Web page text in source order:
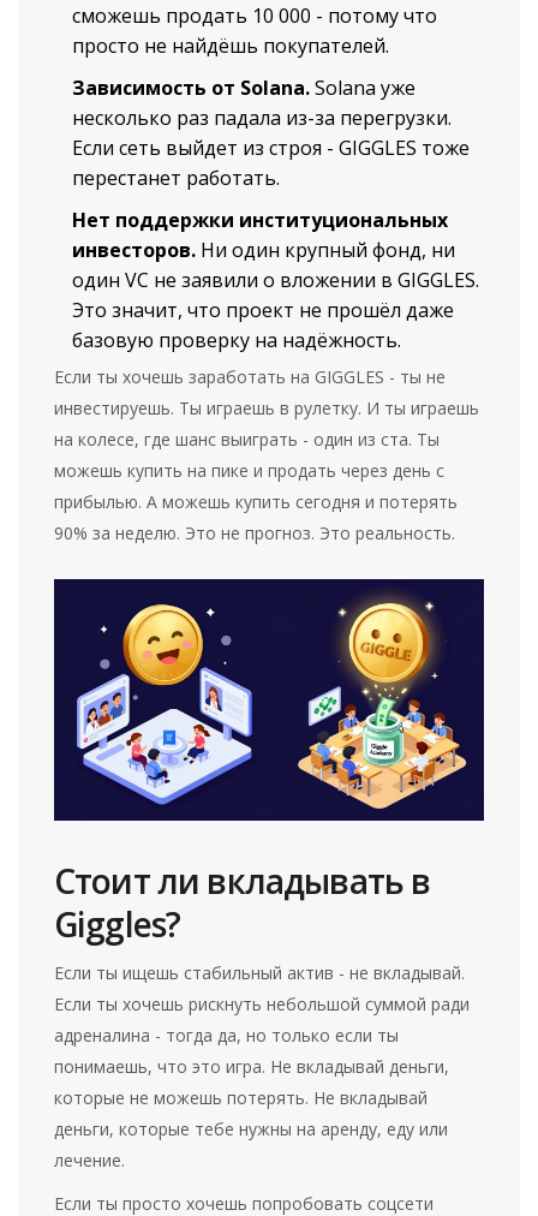
сможешь продать 10 000 - потому что
просто не найдёшь покупателей.
Зависимость от Solana.Solana уже
несколько раз падала из-за перегрузки.
Если сеть выйдет из строя - GIGGLES тоже
перестанет работать.
Нет поддержки институциональных
инвесторов. Ни один крупный фонд, ни
один VC не заявили о вложении в GIGGLES.
Это значит, что проект не прошёл даже
базовую проверку на надёжность.
Если ты хочешь заработать на GIGGLES - ты не
инвестируешь. Ты играешь в рулетку. И ты играешь
на колесе, где шанс выиграть - один из ста. Ты
можешь купить на пике и продать через день с
прибылью. А можешь купить сегодня и потерять
90% за неделю. Это не прогноз. Это реальность.
Стоит ли вкладывать в
Giggles?
Если ты ищешь стабильный актив - не вкладывай.
Если ты хочешь рискнуть небольшой суммой ради
адреналина - тогда да, но только если ты
понимаешь, что это игра. Не вкладывай деньги,
которые не можешь потерять. Не вкладывай
деньги, которые тебе нужны на аренду, еду или
лечение.
Если ты просто хочешь попробовать соцсети